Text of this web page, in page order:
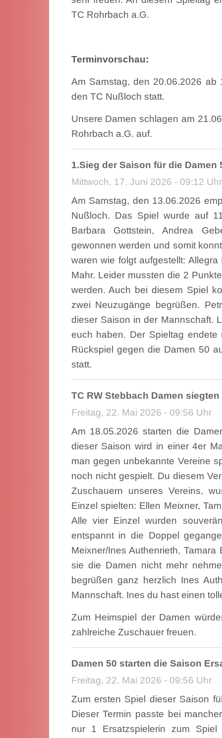
TC Rohrbach a.G.
Terminvorschau:
Am Samstag, den 20.06.2026
den TC Nußloch statt.
Unsere Damen schlagen am
Rohrbach a.G. auf.
1.Sieg der Saison für die Damen
Mittwoch, 17. Juni 2026 - 09:12 Uhr
Am Samstag, den 13.06.2026
Nußloch. Das Spiel wurde auf
Barbara Gottstein, Andrea
gewonnen werden und somit
waren wie folgt aufgestellt:
Mahr. Leider mussten die 2
werden. Auch bei diesem Spiel
zwei Neuzugänge begrüßen.
dieser Saison in der Mannschaft.
euch haben. Der Spieltag
Rückspiel gegen die Damen 50
statt.
TC RW Stebbach Damen
Freitag, 22. Mai 2026 - 09:56 Uhr
Am 18.05.2026 starten die
dieser Saison wird in einer 4er
man gegen unbekannte Vereine
noch nicht gespielt. Du diesem
Zuschauern unseres Vereins,
Einzel spielten: Ellen Meixner,
Alle vier Einzel wurden
entspannt in die Doppel
Meixner/Ines Authenrieth,
sie die Damen nicht mehr
begrüßen ganz herzlich Ines
Mannschaft. Ines du hast einen
Zum Heimspiel der Damen
zahlreiche Zuschauer freuen.
Damen 50 starten die Saison
Freitag, 22. Mai 2026 - 09:56 Uhr
Zum ersten Spiel dieser Saison
Dieser Termin passte bei
nur 1 Ersatzspielerin zum